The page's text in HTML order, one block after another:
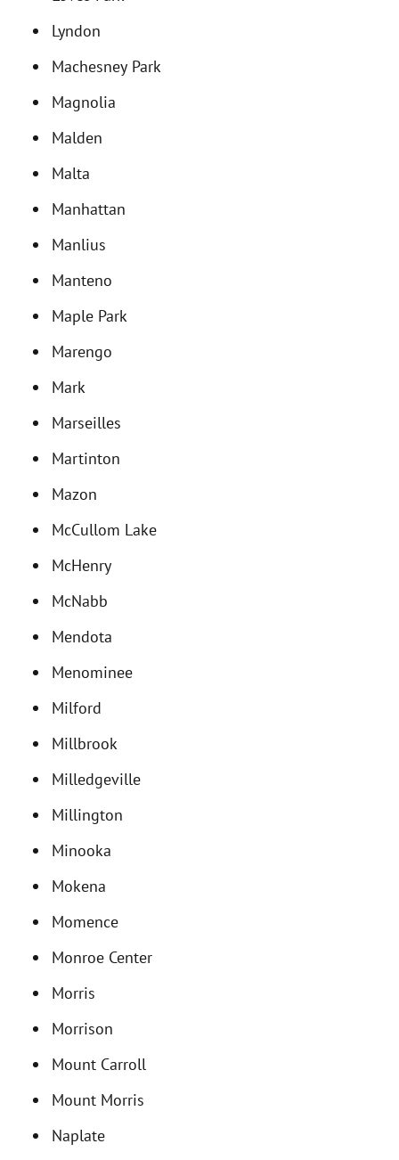
Lyndon
Machesney Park
Magnolia
Malden
Malta
Manhattan
Manlius
Manteno
Maple Park
Marengo
Mark
Marseilles
Martinton
Mazon
McCullom Lake
McHenry
McNabb
Mendota
Menominee
Milford
Millbrook
Milledgeville
Millington
Minooka
Mokena
Momence
Monroe Center
Morris
Morrison
Mount Carroll
Mount Morris
Naplate